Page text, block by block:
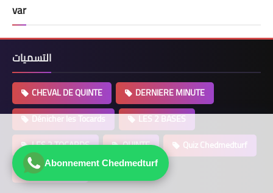
Abonnement Chedmedturf
var
التسميات
CHEVAL DE QUINTE
DERNIERE MINUTE
Dénicher les Tocards
LES 2 BASES
LES 2 TOCARDS
QUINTE
Quiz Chedmedturf
SUPER BASE